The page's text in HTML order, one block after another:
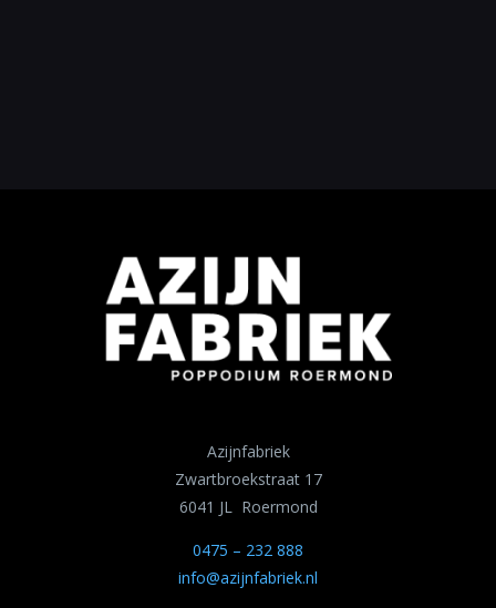
Azijnfabriek
Zwartbroekstraat 17
6041 JL Roermond
0475 – 232 888
info@azijnfabriek.nl